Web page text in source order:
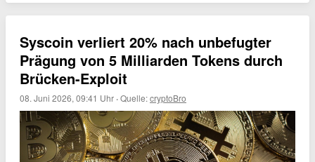
Syscoin verliert 20% nach unbefugter
Prägung von 5 Milliarden Tokens durch
Brücken-Exploit
08. Juni 2026, 09:41 Uhr ·Quelle:cryptoBro